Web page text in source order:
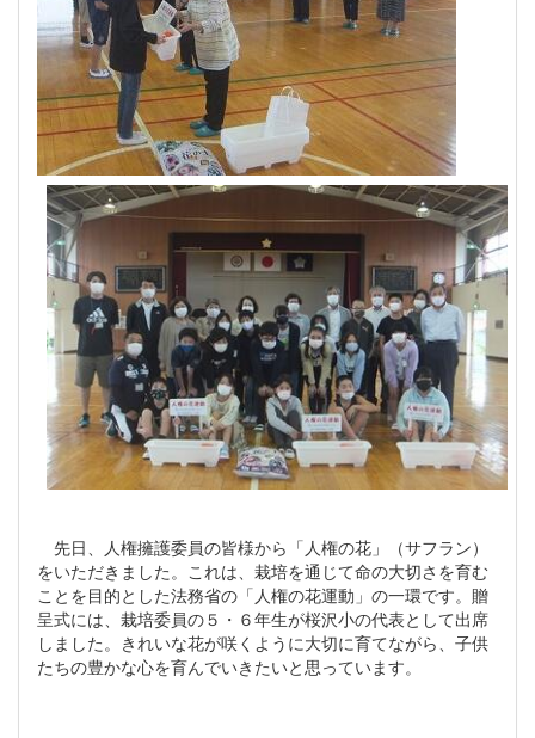
先日、人権擁護委員の皆様から「人権の花」（サフラン）
をいただきました。これは、栽培を通じて命の大切さを育む
ことを目的とした法務省の「人権の花運動」の一環です。贈
呈式には、栽培委員の５・６年生が桜沢小の代表として出席
しました。きれいな花が咲くように大切に育てながら、子供
たちの豊かな心を育んでいきたいと思っています。